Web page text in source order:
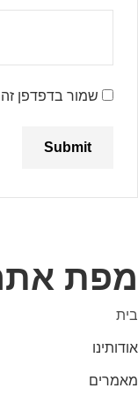
שמור בדפדפן
מפת
בית
אודותינו
מאמרים